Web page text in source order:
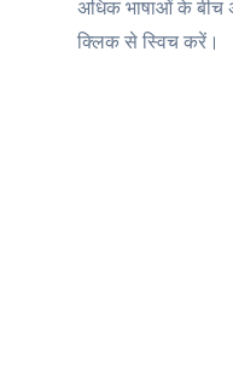
अधिक भाषाओं के बीच
क्लिक से स्विच करें।